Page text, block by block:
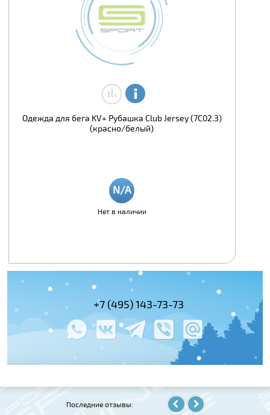
Одежда для бега KV+ Рубашка Club Jersey (7C02.3)
(красно/белый)
Нет в наличии
+7 (495) 143-73-73 +7 (800)
+7 (495)
Последние отзывы: